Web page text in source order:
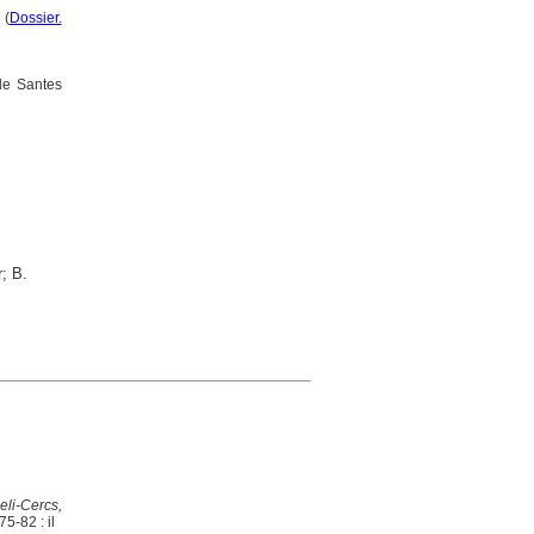
(Dossier.
Santes
B.
Cercs,
82 : il